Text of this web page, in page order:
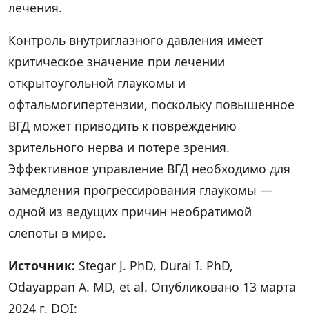
лечения.
Контроль внутриглазного давления имеет
критическое значение при лечении
открытоугольной глаукомы и
офтальмогипертензии, поскольку повышенное
ВГД может приводить к повреждению
зрительного нерва и потере зрения.
Эффективное управление ВГД необходимо для
замедления прогрессирования глаукомы —
одной из ведущих причин необратимой
слепоты в мире.
Источник: Stegar J. PhD, Durai I. PhD,
Odayappan A. MD, et al. Опубликовано 13 марта
2024 г. DOI: